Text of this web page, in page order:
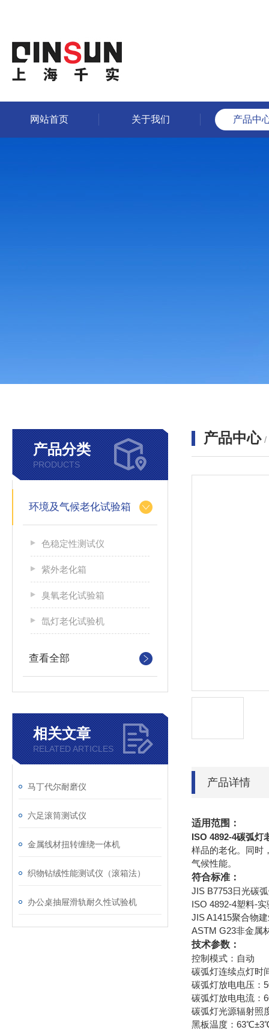
网站首页 关于我们 产品中
产品分类
PRODUCTS
环境及气候老化试验箱
色稳定性测试仪
紫外老化箱
臭氧老化试验箱
氙灯老化试验机
查看全部
相关文章
RELATED ARTICLES
马丁代尔耐磨仪
六足滚筒测试仪
金属线材扭转缠绕一体机
织物钻绒性能测试仪（滚箱法）
办公桌抽屉滑轨耐久性试验机
产品中心 /
产品详情
适用范围：
ISO 4892-4碳弧灯
样品的老化。同时
气候性能。
符合标准：
JIS B7753日光碳
ISO 4892-4塑料-
JIS A1415聚合物
ASTM G23非金属
技术参数：
控制模式：自动
碳弧灯连续点灯时
碳弧灯放电电压：
碳弧灯放电电流：
碳弧灯光源辐射照
黑板温度：